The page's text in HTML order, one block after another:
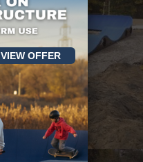
VIEW OFFER